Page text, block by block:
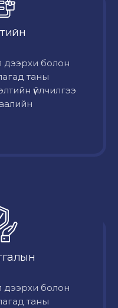
дээрхи болон
таны
үйлчилгээ
дээрхи болон
таны